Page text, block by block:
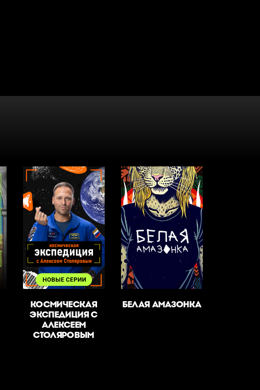
КОСМИЧЕСКАЯ
ЭКСПЕДИЦИЯ С
АЛЕКСЕЕМ
СТОЛЯРОВЫМ
БЕЛАЯ АМАЗОНКА